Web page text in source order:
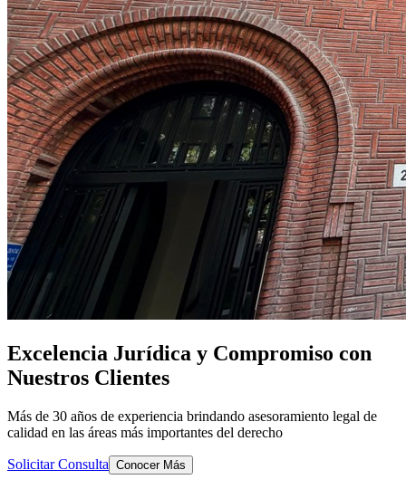
Excelencia Jurídica y Compromiso con
Nuestros Clientes
Más de 30 años de experiencia brindando asesoramiento legal de
calidad en las áreas más importantes del derecho
Solicitar Consulta Conocer Más